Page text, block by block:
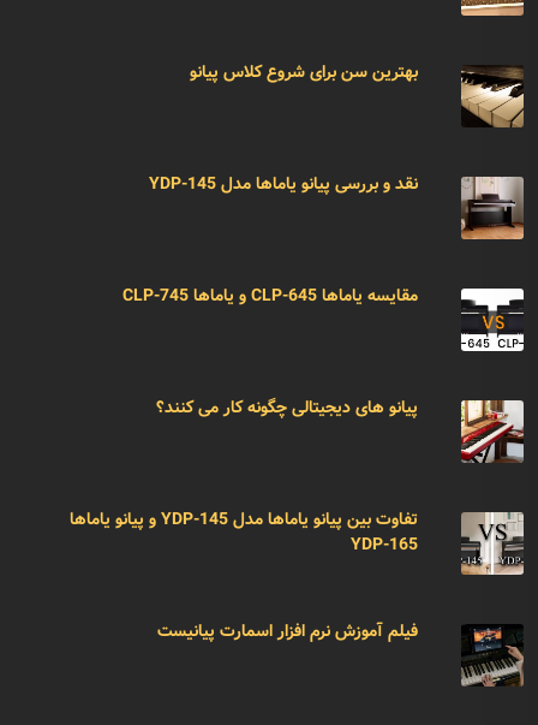
بهترین سن برای شروع کلاس پیانو
نقد و بررسی پیانو یاماها مدل YDP-145
مقایسه یاماها CLP-645 و یاماها CLP-745
پیانو های دیجیتالی چگونه کار می کنند؟
تفاوت بین پیانو یاماها مدل YDP-145 و پیانو یاماها
YDP-165
فیلم آموزش نرم افزار اسمارت پیانیست